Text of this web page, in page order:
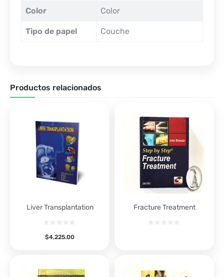
Color Color
Tipo de papel Couche
Productos relacionados
Liver Transplantation
$4,225.00
Fracture Treatment